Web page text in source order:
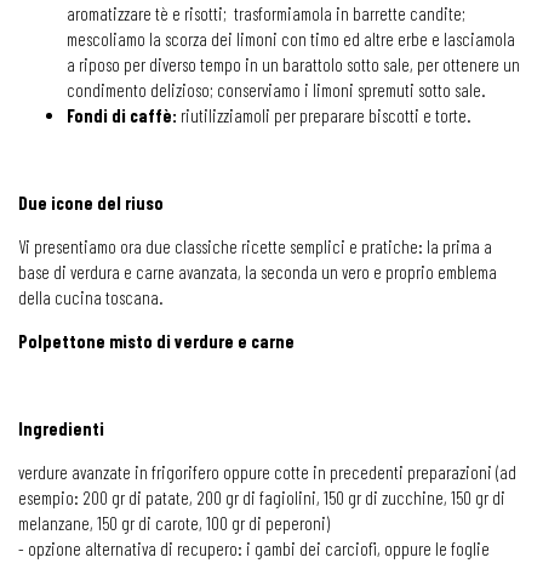
aromatizzare tè e risotti; trasformiamola in barrette candite;
mescoliamo la scorza dei limoni con timo ed altre erbe e lasciamola
a riposo per diverso tempo in un barattolo sotto sale, per ottenere un
condimento delizioso; conserviamo i limoni spremuti sotto sale.
Fondi di caffè: riutilizziamoli per preparare biscotti e torte.
Due icone del riuso
Vi presentiamo ora due classiche ricette semplici e pratiche: la prima a
base di verdura e carne avanzata, la seconda un vero e proprio emblema
della cucina toscana.
Polpettone misto di verdure e carne
Ingredienti
verdure avanzate in frigorifero oppure cotte in precedenti preparazioni (ad
esempio: 200 gr di patate, 200 gr di fagiolini, 150 gr di zucchine, 150 gr di
melanzane, 150 gr di carote, 100 gr di peperoni)
- opzione alternativa di recupero: i gambi dei carciofi, oppure le foglie